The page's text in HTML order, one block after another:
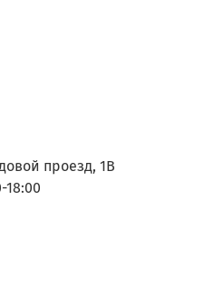
проезд, 1В
18:00